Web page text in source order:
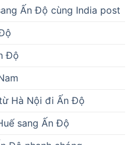
Ấn Độ cùng India post
Độ
Hà Nội đi Ấn Độ
sang Ấn Độ